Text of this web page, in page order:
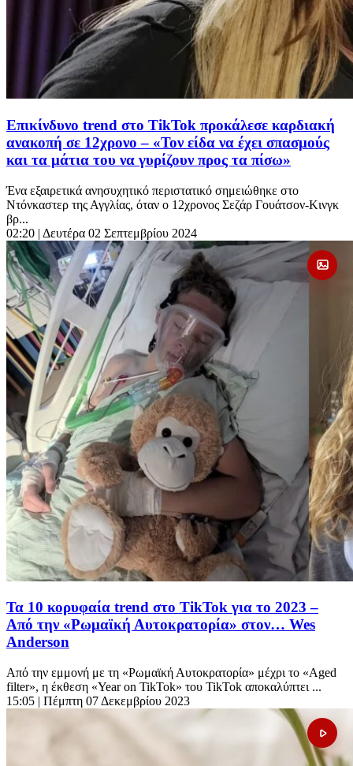
Επικίνδυνο trend στο TikTok προκάλεσε καρδιακή
ανακοπή σε 12χρονο – «Τον είδα να έχει σπασμούς
και τα μάτια του να γυρίζουν προς τα πίσω»
Ένα εξαιρετικά ανησυχητικό περιστατικό σημειώθηκε στο
Ντόνκαστερ της Αγγλίας, όταν ο 12χρονος Σεζάρ Γουάτσον-Κινγκ
βρ...
02:20 | Δευτέρα 02 Σεπτεμβρίου 2024
Τα 10 κορυφαία trend στο TikTok για το 2023 –
Από την «Ρωμαϊκή Αυτοκρατορία» στον… Wes
Anderson
Από την εμμονή με τη «Ρωμαϊκή Αυτοκρατορία» μέχρι τo «Aged
filter», η έκθεση «Year on TikTok» του TikTok αποκαλύπτει ...
15:05 | Πέμπτη 07 Δεκεμβρίου 2023